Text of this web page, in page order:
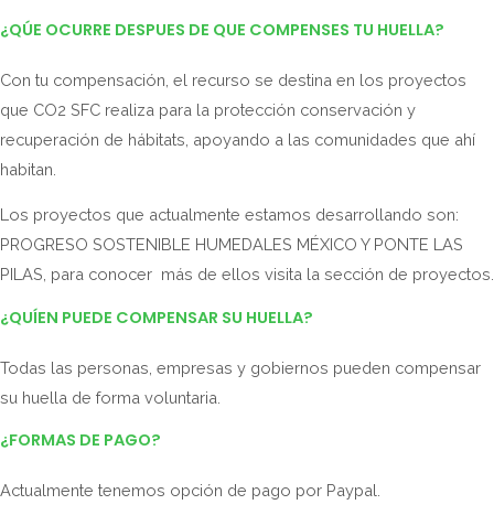
¿QÚE OCURRE DESPUES DE QUE COMPENSES TU HUELLA?
Con tu compensación, el recurso se destina en los proyectos
que CO2 SFC realiza para la protección conservación y
recuperación de hábitats, apoyando a las comunidades que ahí
habitan.
Los proyectos que actualmente estamos desarrollando son:
PROGRESO SOSTENIBLE HUMEDALES MÉXICO Y PONTE LAS
PILAS, para conocer más de ellos visita la sección de proyectos.
¿QUÍEN PUEDE COMPENSAR SU HUELLA?
Todas las personas, empresas y gobiernos pueden compensar
su huella de forma voluntaria.
¿FORMAS DE PAGO?
Actualmente tenemos opción de pago por Paypal.